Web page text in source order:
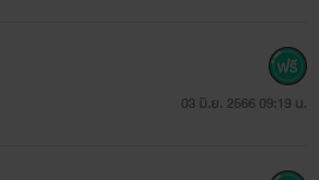
03 มิ.ย. 2566 09:19 น.